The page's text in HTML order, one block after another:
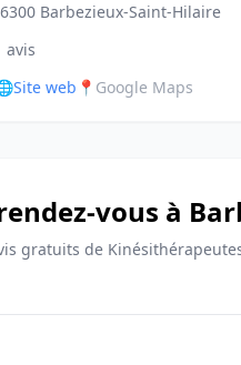
Barbezieux-Saint-Hilaire
avis
Site web 📍 Google Maps
vous à
gratuits de